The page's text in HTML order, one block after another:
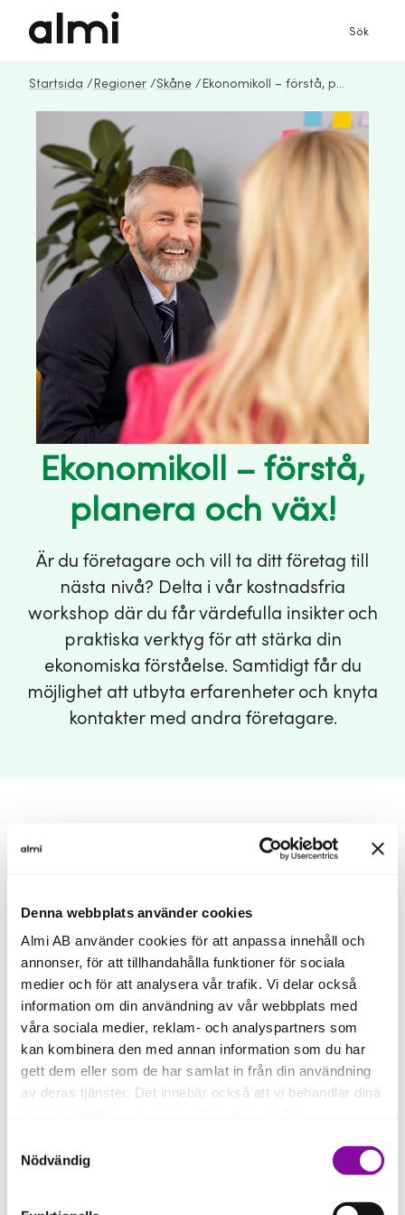
Denna webbplats använder cookies
Almi AB använder cookies för att anpassa innehåll och
annonser, för att tillhandahålla funktioner för sociala
medier och för att analysera vår trafik. Vi delar också
information om din användning av vår webbplats med
våra sociala medier, reklam- och analyspartners som
kan kombinera den med annan information som du har
gett dem eller som de har samlat in från din användning
av deras tjänster. Det innebär också att vi behandlar dina
Om du klickar på avvisa kommer användning av kakor
eller delning av information enligt ovan, inte att ske,
förutom för kakor som är nödvändiga för att hemsidan
Nödvändig
Sök
Startsida / Regioner /Skåne / Ekonomikoll – förstå, planera och väx!
Ekonomikoll – förstå,
planera och väx!
Är du företagare och vill ta ditt företag till
nästa nivå? Delta i vår kostnadsfria
workshop där du får värdefulla insikter och
praktiska verktyg för att stärka din
ekonomiska förståelse. Samtidigt får du
möjlighet att utbyta erfarenheter och knyta
kontakter med andra företagare.
Ekonomi är en nyckelfaktor för ditt företags
förståelse kan du optimera resurser, fatta
smartare beslut och skapa en stabil grund
för långsiktig tillväxt.
Du kommer bland annat att få svar på
frågorna:
Hur påverkar mina affärsbeslut företagets resultat-
och balansräkningar?
Jag vill öka lönsamheten men har svårt att förstå